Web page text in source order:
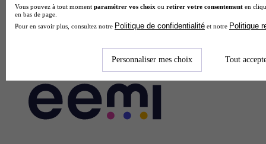
Vous pouvez à tout moment paramétrer vos choix ou retirer votre consentement en
en bas de page.
Pour en savoir plus, consultez notre Politique de confidentialité et notre Politique
Personnaliser mes choix Tout